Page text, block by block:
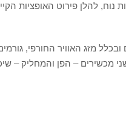
נוח, להלן פירוט האופציות
מזג האוויר החורפי,
מכשירים – הפן והמחליק –